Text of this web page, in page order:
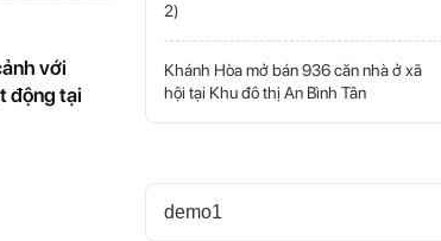
với
động tại
2)
Khánh Hòa mở bán 936 căn nhà ở xã
hội tại Khu đô thị An Bình Tân
demo1